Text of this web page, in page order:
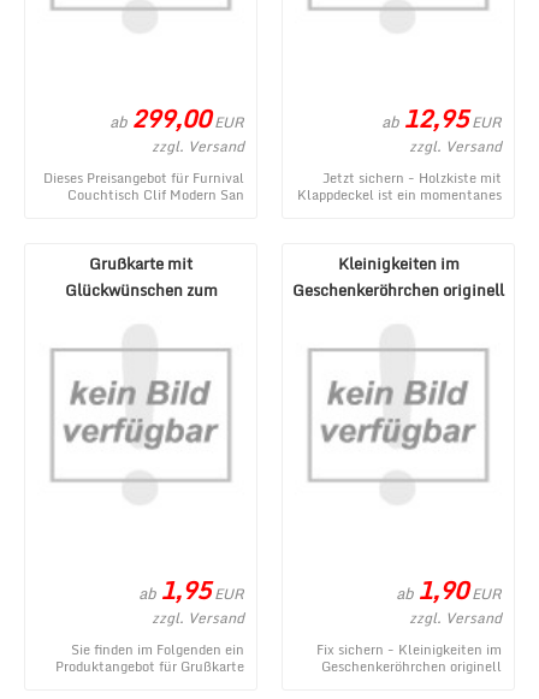
ab 299,00EUR
zzgl. Versand
Dieses Preisangebot für Furnival
Couchtisch Clif Modern San
ab 12,95EUR
zzgl. Versand
Jetzt sichern - Holzkiste mit
Klappdeckel ist ein momentanes
Grußkarte mit
Glückwünschen zum
verschiedene ...
ab 1,95EUR
zzgl. Versand
Sie finden im Folgenden ein
Produktangebot für Grußkarte
Kleinigkeiten im
Geschenkeröhrchen originell
ab 1,90EUR
zzgl. Versand
Fix sichern - Kleinigkeiten im
Geschenkeröhrchen originell